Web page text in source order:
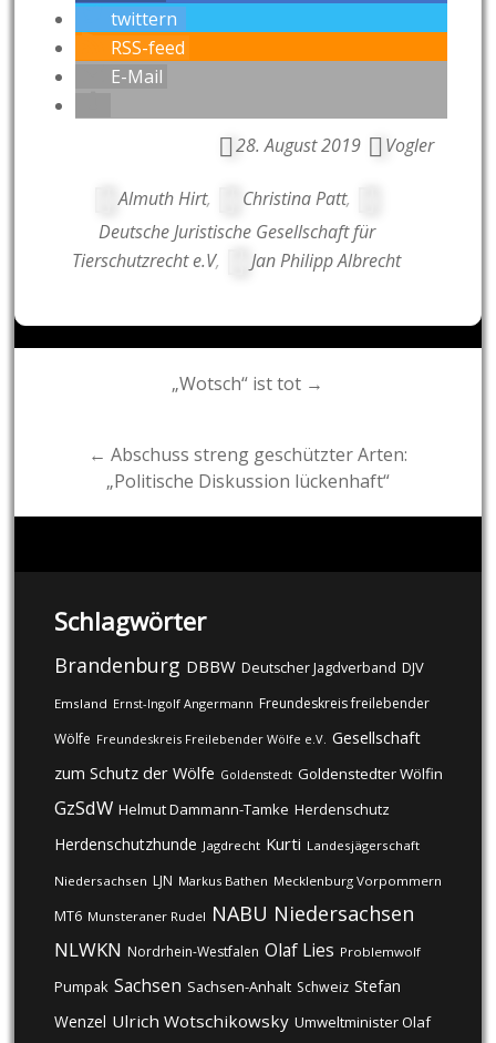
twittern
RSS-feed
E-Mail
28. August 2019 Vogler
Almuth Hirt, Christina Patt,
Deutsche Juristische Gesellschaft für
Tierschutzrecht e.V, Jan Philipp Albrecht
„Wotsch“ ist tot →
← Abschuss streng geschützter Arten:
„Politische Diskussion lückenhaft“
Schlagwörter
Brandenburg DBBW Deutscher Jagdverband DJV
Emsland Ernst-Ingolf Angermann Freundeskreis freilebender
Wölfe Freundeskreis Freilebender Wölfe e.V. Gesellschaft
zum Schutz der Wölfe Goldenstedt Goldenstedter Wölfin
GzSdW Helmut Dammann-Tamke Herdenschutz
Herdenschutzhunde Jagdrecht Kurti Landesjägerschaft
Niedersachsen LJN Markus Bathen Mecklenburg Vorpommern
MT6 Munsteraner Rudel NABU Niedersachsen
NLWKN Nordrhein-Westfalen Olaf Lies Problemwolf
Pumpak Sachsen Sachsen-Anhalt Schweiz Stefan
Wenzel Ulrich Wotschikowsky Umweltminister Olaf